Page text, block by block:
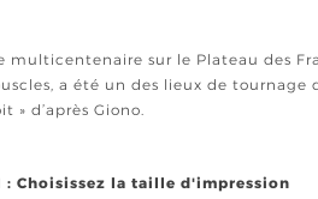
multicentenaire sur le Plateau des
a été un des lieux de tournage
» d’après Giono.
: Choisissez la taille d'impression